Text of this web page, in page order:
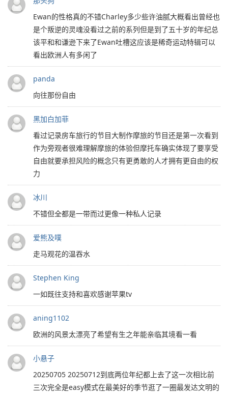
Ewan的性格真的不错Charley多少些许油腻大概看出曾经也
是个叛逆的灵魂没看过之前的系列但是到了五十岁的年纪总
该平和和谦逊下来了Ewan吐槽这应该是稀奇运动特辑可以
看出欧洲人有多闲了
panda
向往那份自由
黑加白加菲
看过记录房车旅行的节目大制作摩旅的节目还是第一次看到
作为旁观者很难理解摩旅的体验但摩托车确实体现了要享受
自由就要承担风险的概念只有更勇敢的人才拥有更自由的权
力
冰川
不错但全都是一带而过更像一种私人记录
爱熊及噗
走马观花的温吞水
Stephen King
一如既往支持和喜欢感谢苹果tv
aning1102
欧洲的风景太漂亮了希望有生之年能亲临其境看一看
小悬子
20250705 20250712到底两位年纪都上去了这一次相比前
三次完全是easy模式在最美好的季节逛了一圈最发达文明的